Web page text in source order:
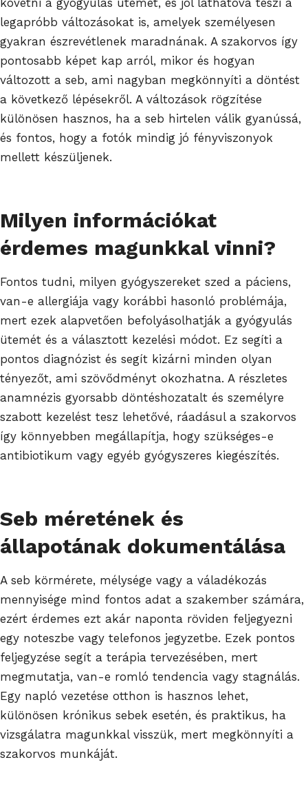
legapróbb változásokat is, amelyek személyesen
gyakran észrevétlenek maradnának. A szakorvos így
pontosabb képet kap arról, mikor és hogyan
változott a seb, ami nagyban megkönnyíti a döntést
a következő lépésekről. A változások rögzítése
különösen hasznos, ha a seb hirtelen válik gyanússá,
és fontos, hogy a fotók mindig jó fényviszonyok
mellett készüljenek.
Milyen információkat
érdemes magunkkal vinni?
Fontos tudni, milyen gyógyszereket szed a páciens,
van-e allergiája vagy korábbi hasonló problémája,
mert ezek alapvetően befolyásolhatják a gyógyulás
ütemét és a választott kezelési módot. Ez segíti a
pontos diagnózist és segít kizárni minden olyan
tényezőt, ami szövődményt okozhatna. A részletes
anamnézis gyorsabb döntéshozatalt és személyre
szabott kezelést tesz lehetővé, ráadásul a szakorvos
így könnyebben megállapítja, hogy szükséges-e
antibiotikum vagy egyéb gyógyszeres kiegészítés.
Seb méretének és
állapotának dokumentálása
A seb körmérete, mélysége vagy a váladékozás
mennyisége mind fontos adat a szakember számára,
ezért érdemes ezt akár naponta röviden feljegyezni
egy noteszbe vagy telefonos jegyzetbe. Ezek pontos
feljegyzése segít a terápia tervezésében, mert
megmutatja, van-e romló tendencia vagy stagnálás.
Egy napló vezetése otthon is hasznos lehet,
különösen krónikus sebek esetén, és praktikus, ha
vizsgálatra magunkkal visszük, mert megkönnyíti a
szakorvos munkáját.